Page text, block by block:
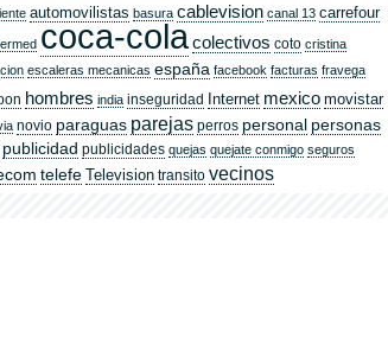
automovilistas basura cablevision canal 13 carrefour
coca-colacolectivos coto cristina
escaleras mecanicas españa facebook facturas fravega
hombres india inseguridad Internet mexico movistar
novio paraguas parejas perros personal personas
publicidad publicidades quejas quejate conmigo seguros
telefe Television transito vecinos